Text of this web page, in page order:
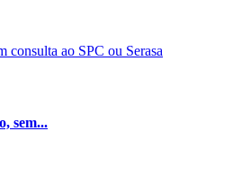
sem...